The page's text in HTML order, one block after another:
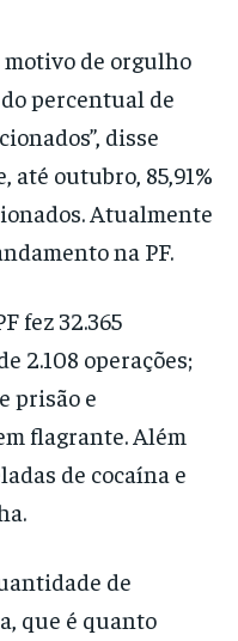
motivo de orgulho
percentual de
disse
até outubro, 85,91%
Atualmente
na PF.
fez 32.365
2.108 operações;
prisão e
flagrante. Além
de cocaína e
de
que é quanto